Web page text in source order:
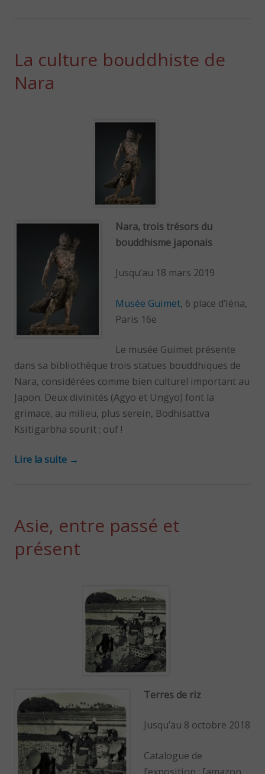
La culture bouddhiste de
Nara
Nara, trois trésors du
bouddhisme japonais
Jusqu’au 18 mars 2019
Musée Guimet, 6 place d’Iéna,
Paris 16e
Le musée Guimet présente
dans sa bibliothèque trois statues bouddhiques de
Nara, considérées comme bien culturel important au
Japon. Deux divinités (Agyo et Ungyo) font la
grimace, au milieu, plus serein, Bodhisattva
Ksitigarbha sourit ; ouf !
Lire la suite →
Asie, entre passé et
présent
Terres de riz
Jusqu’au 8 octobre 2018
Catalogue de